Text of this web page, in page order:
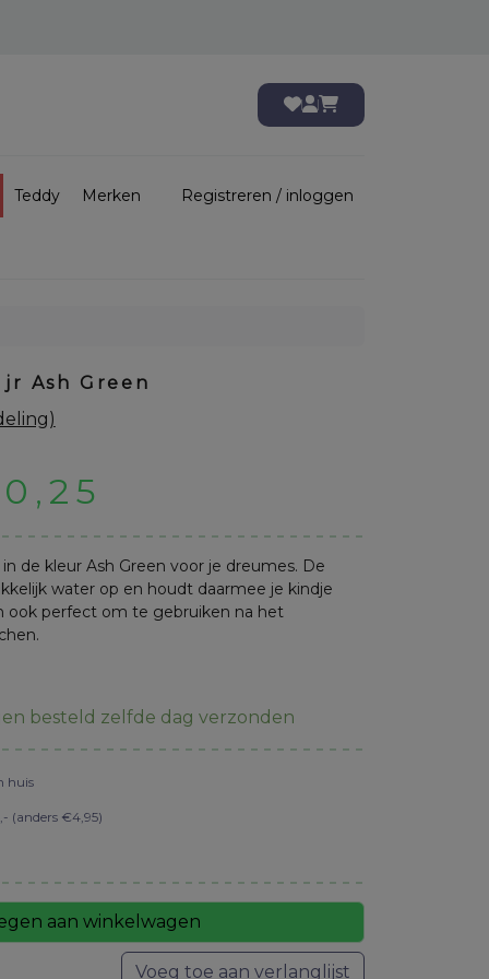
Teddy Merken Registreren / inloggen
Ash Green
prijs
is:
de kleur Ash Green voor je dreumes. De
water op en houdt daarmee je kindje
ook perfect om te gebruiken na het
besteld zelfde dag verzonden
huis
(anders €4,95)
aan winkelwagen
Voeg toe aan verlanglijst